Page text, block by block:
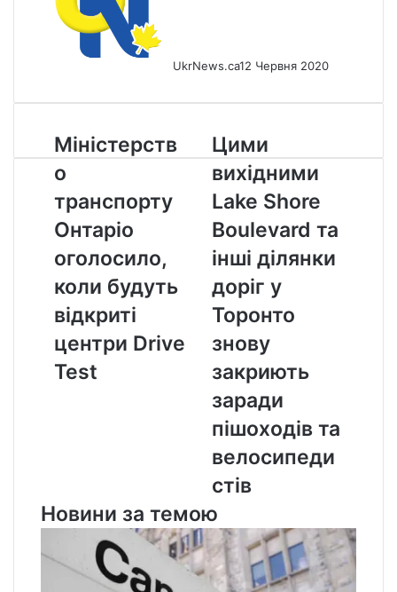
UkrNews.ca12 Червня 2020
Міністерство
транспорту
Онтаріо
оголосило,
коли
будуть
центри
Drive
Test
Міністерств
о
транспорту
Онтаріо
оголосило,
коли будуть
відкриті
центри Drive
Test
Цими
вихідними
Lake
Shore
Boulevard
та
інші
ділянки
доріг
у
Торонто
знову
заради
пішоходів
велосипедистів
Цими
вихідними
Lake Shore
Boulevard та
інші ділянки
доріг у
Торонто
знову
закриють
заради
пішоходів та
велосипеди
стів
Новини за темою